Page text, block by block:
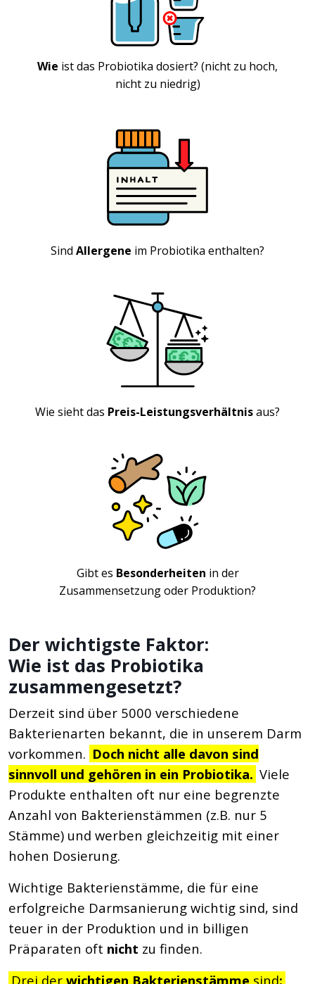
Wie ist das Probiotika dosiert? (nicht zu hoch,
nicht zu niedrig)
Sind Allergene im Probiotika enthalten?
Wie sieht das Preis-Leistungsverhältnisaus?
Gibt es Besonderheiten in der
Zusammensetzung oder Produktion?
Der wichtigste Faktor:
Wie ist das Probiotika
zusammengesetzt?
Derzeit sind über 5000 verschiedene
Bakterienarten bekannt, die in unserem Darm
vorkommen. Doch nicht alle davon sind
sinnvoll und gehören in ein Probiotika. Viele
Produkte enthalten oft nur eine begrenzte
Anzahl von Bakterienstämmen (z.B. nur 5
Stämme) und werben gleichzeitig mit einer
hohen Dosierung.
Wichtige Bakterienstämme, die für eine
erfolgreiche Darmsanierung wichtig sind, sind
teuer in der Produktion und in billigen
Präparaten oft nicht zu finden.
Drei der wichtigen Bakterienstämme sind: